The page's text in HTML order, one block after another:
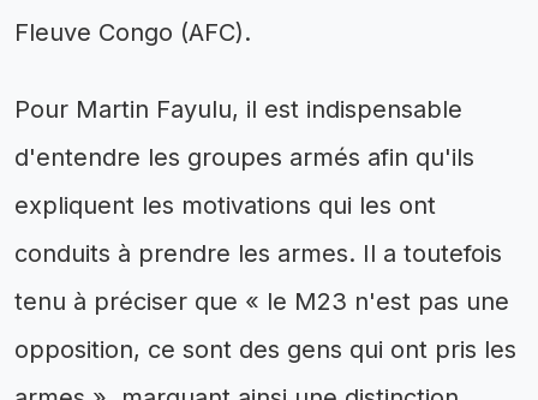
Fleuve Congo (AFC).
Pour Martin Fayulu, il est indispensable
d'entendre les groupes armés afin qu'ils
expliquent les motivations qui les ont
conduits à prendre les armes. Il a toutefois
tenu à préciser que « le M23 n'est pas une
opposition, ce sont des gens qui ont pris les